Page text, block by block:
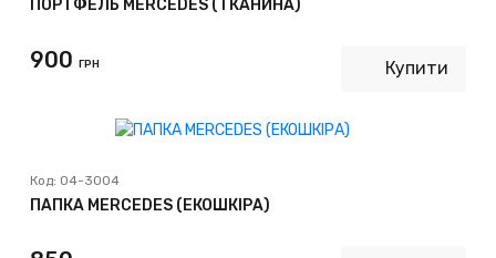
ПОРТФЕЛЬ MERCEDES (ТКАНИНА)
900 ГРН Купити
Код: 04-3004
ПАПКА MERCEDES (ЕКОШКІРА)